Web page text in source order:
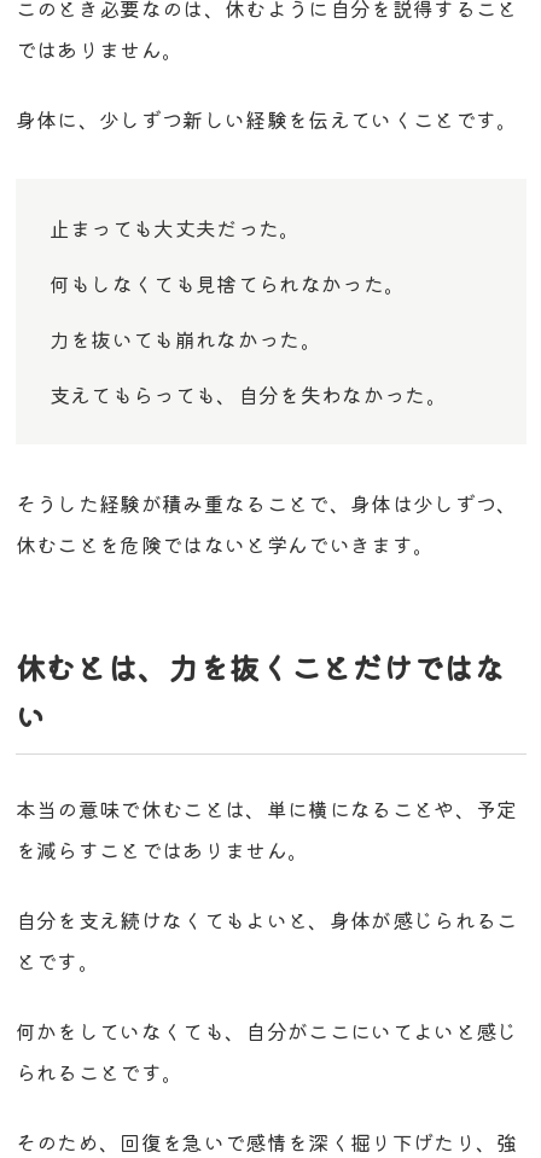
このとき必要なのは、休むように自分を説得すること
ではありません。
身体に、少しずつ新しい経験を伝えていくことです。
止まっても大丈夫だった。
何もしなくても見捨てられなかった。
力を抜いても崩れなかった。
支えてもらっても、自分を失わなかった。
そうした経験が積み重なることで、身体は少しずつ、
休むことを危険ではないと学んでいきます。
休むとは、力を抜くことだけではな
い
本当の意味で休むことは、単に横になることや、予定
を減らすことではありません。
自分を支え続けなくてもよいと、身体が感じられるこ
とです。
何かをしていなくても、自分がここにいてよいと感じ
られることです。
そのため、回復を急いで感情を深く掘り下げたり、強